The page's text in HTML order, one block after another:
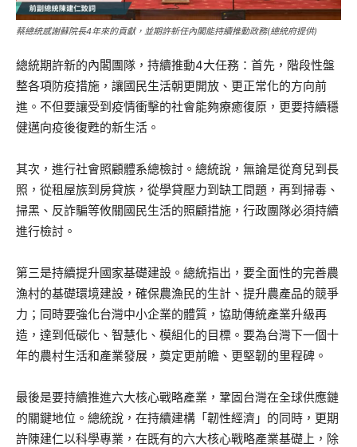
蔡總統感謝蘇院長4年來的貢獻，並期許新任內閣能持續推動政務(總統府提供)
總統期許新的內閣團隊，持續推動4大任務：首先，階段性盤
整各項防疫措施，讓國民生活朝更開放、更正常化的方向前
進。不但要讓受到疫情衝擊的社會能夠療癒復原，更要持續穩
健邁向疫後復甦的新生活。
其次，進行社會照顧體系總檢討。總統說，無論是從育兒到長
照，從租屋族到房貸族，從學貸壓力到缺工問題，再到掃毒、
掃黑、反詐騙等攸關國民生活的照顧措施，行政團隊必須持續
進行檢討。
第三是持續提升國家基礎建設。總統指出，要全面性的完善農
漁村的基礎環境建設，確保農漁民的生計、提升農產品的競爭
力；同時要強化台灣中小企業的體質，協助傳統產業升級再
造，達到低碳化、智慧化、模組化的目標。要為台灣下一個十
年的農村生活和產業發展，奠定更前瞻、更堅韌的里程碑。
最後是要持續推進六大核心戰略產業，鞏固台灣在全球供應鏈
的關鍵地位。總統說，在持續建構「韌性經濟」的同時，更期
許陳建仁以科學專業，在既有的六大核心戰略產業基礎上，除